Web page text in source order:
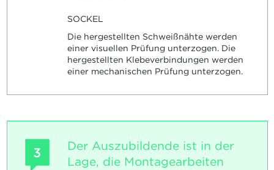
SOCKEL
Die hergestellten Schweißnähte werden
einer visuellen Prüfung unterzogen. Die
hergestellten Klebeverbindungen werden
einer mechanischen Prüfung unterzogen.
3
Der Auszubildende ist in der
Lage, die Montagearbeiten